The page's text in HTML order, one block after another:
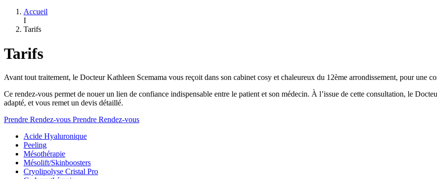
Accueil
I
Tarifs
Tarifs
Avant tout traitement, le Docteur Kathleen Scemama vous reçoit dans son cabinet cosy et chaleureux du 12ème arrondissement, pour une
Ce rendez-vous permet de nouer un lien de confiance indispensable entre le patient et son médecin. À l’issue de cette consultation, le
adapté, et vous remet un devis détaillé.
Prendre Rendez-vous Prendre Rendez-vous
Acide Hyaluronique
Peeling
Mésothérapie
Mésolift/Skinboosters
Cryolipolyse Cristal Pro